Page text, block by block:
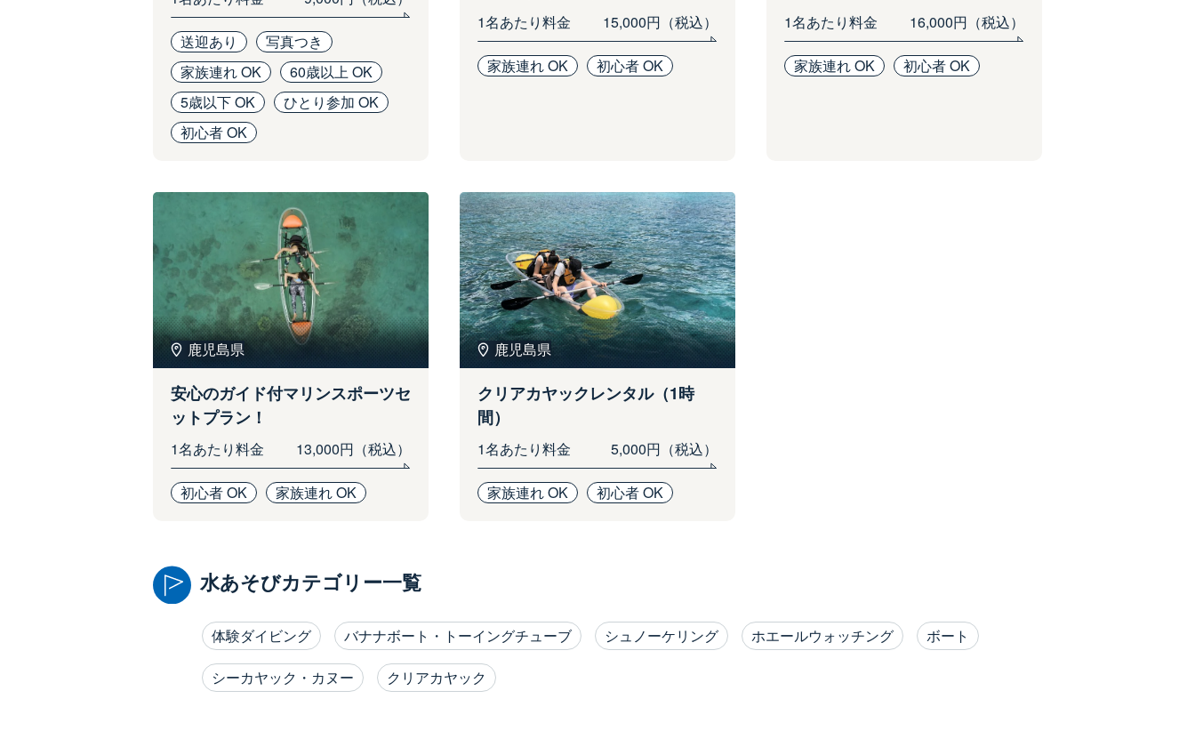
送迎あり
写真つき
家族連れ OK
60歳以上 OK
5歳以下 OK
ひとり参加 OK
初心者 OK
1名あたり料金 15,000円（税込）
家族連れ OK 初心者 OK
1名あたり料金 16,000円（税込）
家族連れ OK 初心者 OK
安心のガイド付マリンスポーツセ
ットプラン！
1名あたり料金 13,000円（税込）
初心者 OK 家族連れ OK
鹿児島県
クリアカヤックレンタル（1時
間）
1名あたり料金 5,000円（税込）
家族連れ OK 初心者 OK
鹿児島県
水あそびカテゴリー一覧
体験ダイビング バナナボート・トーイングチューブ シュノーケリング ホエールウォッチング ボート
シーカヤック・カヌー クリアカヤック